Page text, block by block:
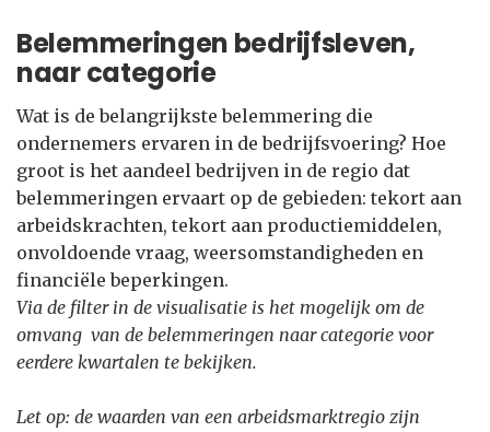
Belemmeringen bedrijfsleven,
naar categorie
Wat is de belangrijkste belemmering die
ondernemers ervaren in de bedrijfsvoering? Hoe
groot is het aandeel bedrijven in de regio dat
belemmeringen ervaart op de gebieden: tekort aan
arbeidskrachten, tekort aan productiemiddelen,
onvoldoende vraag, weersomstandigheden en
financiële beperkingen.
Via de filter in de visualisatie is het mogelijk om de
omvang van de belemmeringen naar categorie voor
eerdere kwartalen te bekijken.
Let op: de waarden van een arbeidsmarktregio zijn